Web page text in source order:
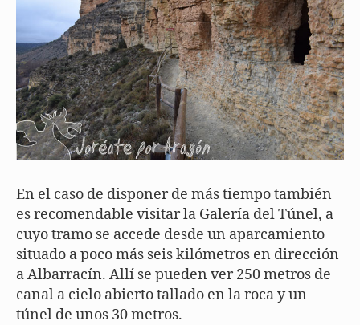
En el caso de disponer de más tiempo también
es recomendable visitar la Galería del Túnel, a
cuyo tramo se accede desde un aparcamiento
situado a poco más seis kilómetros en dirección
a Albarracín. Allí se pueden ver 250 metros de
canal a cielo abierto tallado en la roca y un
túnel de unos 30 metros.